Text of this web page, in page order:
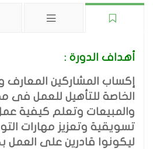
أهداف الدورة :
إكساب المشاركين المعارف
الخاصة للتأهيل للعمل فى
والمبيعات وتعلم كيفية
تسويقية وتعزيز مهارات
ليكونوا قادرين على العمل